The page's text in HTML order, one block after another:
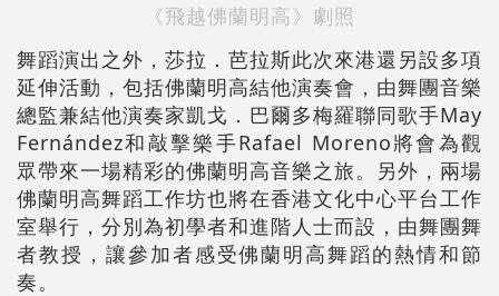
《飛越佛蘭明高》劇照
舞蹈演出之外，莎拉．芭拉斯此次來港還另設多項
延伸活動，包括佛蘭明高結他演奏會，由舞團音樂
總監兼結他演奏家凱戈．巴爾多梅羅聯同歌手May
Fernández和敲擊樂手Rafael Moreno將會為觀
眾帶來一場精彩的佛蘭明高音樂之旅。另外，兩場
佛蘭明高舞蹈工作坊也將在香港文化中心平台工作
室舉行，分別為初學者和進階人士而設，由舞團舞
者教授，讓參加者感受佛蘭明高舞蹈的熱情和節
奏。